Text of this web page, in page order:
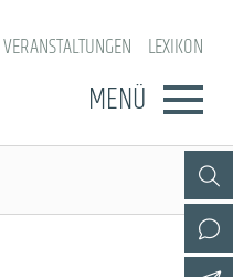
VERANSTALTUNGEN LEXIKON
MENÜ